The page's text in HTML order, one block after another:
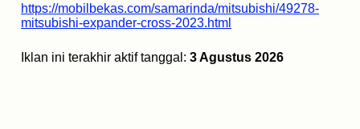
https://mobilbekas.com/samarinda/mitsubishi/49278-
mitsubishi-expander-cross-2023.html
Iklan ini terakhir aktif tanggal: 3 Agustus 2026